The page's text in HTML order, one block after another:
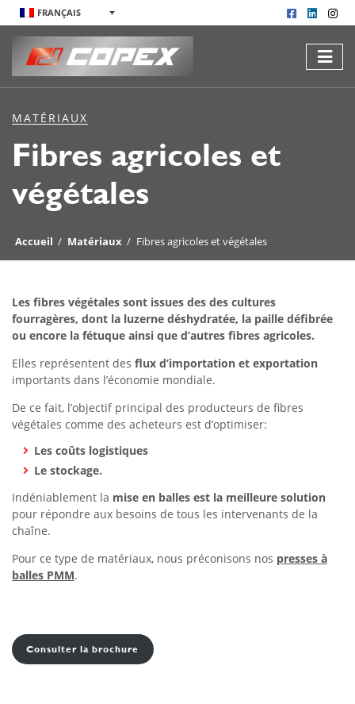
FRANÇAIS
MATÉRIAUX
Fibres agricoles et
végétales
Accueil / Matériaux / Fibres agricoles et végétales
Les fibres végétales sont issues des des cultures
fourragères, dont la luzerne déshydratée, la paille défibrée
ou encore la fétuque ainsi que d’autres fibres agricoles.
Elles représentent des flux d’importation et exportation
importants dans l’économie mondiale.
De ce fait, l’objectif principal des producteurs de fibres
végétales comme des acheteurs est d’optimiser:
Les coûts logistiques
Le stockage.
Indéniablement la mise en balles est la meilleure solution
pour répondre aux besoins de tous les intervenants de la
chaîne.
Pour ce type de matériaux, nous préconisons nos presses à
balles PMM.
Consulter la brochure